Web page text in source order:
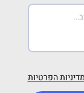
הפרטיות